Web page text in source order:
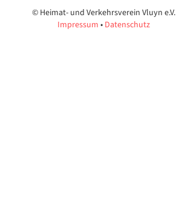
© Heimat- und Verkehrsverein Vluyn e.V.
Impressum • Datenschutz